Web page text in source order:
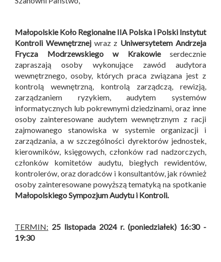
Małopolskie Koło Regionalne IIA Polska i Polski Instytut
Kontroli Wewnętrznejwraz z Uniwersytetem Andrzeja
Frycza Modrzewskiego w Krakowieserdecznie
zapraszają osoby wykonujące zawód audytora
wewnętrznego, osoby, których praca związana jest z
kontrolą wewnętrzną, kontrolą zarządczą, rewizją,
zarządzaniem ryzykiem, audytem systemów
informatycznych lub pokrewnymi dziedzinami, oraz inne
osoby zainteresowane audytem wewnętrznym z racji
zajmowanego stanowiska w systemie organizacji i
zarządzania, a w szczególności dyrektorów jednostek,
kierowników, księgowych, członków rad nadzorczych,
członków komitetów audytu, biegłych rewidentów,
kontrolerów, oraz doradców i konsultantów, jak również
osoby zainteresowane powyższą tematyką na spotkanie
Małopolskiego Sympozjum Audytu i Kontroli.
TERMIN: 25 listopada 2024 r. (poniedziałek) 16:30 -
19:30